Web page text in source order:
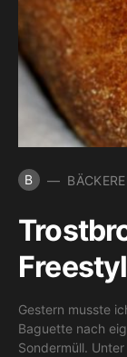
B
Gestern musste
Baguette nach
Sondermüll.